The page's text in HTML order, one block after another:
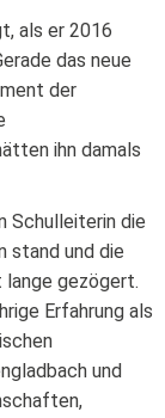
als er 2016
das neue
der
ihn damals
Schulleiterin die
stand und die
lange gezögert.
Erfahrung als
und